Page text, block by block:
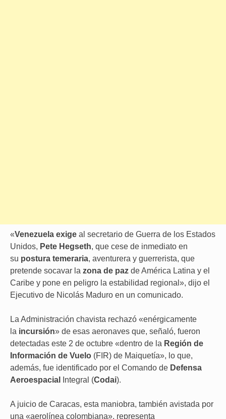
«Venezuela exige al secretario de Guerra de los Estados
Unidos, Pete Hegseth, que cese de inmediato en
su postura temeraria, aventurera y guerrerista, que
pretende socavar la zona de paz de América Latina y el
Caribe y pone en peligro la estabilidad regional», dijo el
Ejecutivo de Nicolás Maduro en un comunicado.
La Administración chavista rechazó «enérgicamente
la incursión» de esas aeronaves que, señaló, fueron
detectadas este 2 de octubre «dentro de la Región de
Información de Vuelo (FIR) de Maiquetía», lo que,
además, fue identificado por el Comando de Defensa
Aeroespacial
Integral (Codai).
A juicio de Caracas, esta maniobra, también avistada por
una «aerolínea colombiana», representa